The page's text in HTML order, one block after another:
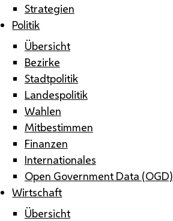
Strategien
Politik
Übersicht
Bezirke
Stadtpolitik
Landespolitik
Wahlen
Mitbestimmen
Finanzen
Internationales
Open Government Data (OGD)
Wirtschaft
Übersicht